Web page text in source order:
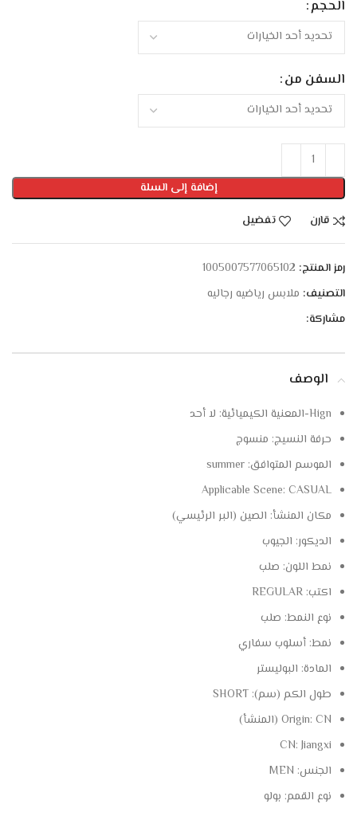
الحجم
السفن من
إضافة إلى السلة
قارن
تفضيل
رمز المنتج: 1005007577065102
التصنيف: ملابس رياضيه رجاليه
مشاركة:
الوصف
Hign-المعنية الكيميائية:
لا أحد
حرفة النسيج: منسوج
الموسم المتوافق: summer
Applicable Scene: CASUAL
مكان المنشأ: الصين (البر الرئيسي)
الديكور: الجيوب
نمط اللون: صلب
اكتب: REGULAR
نوع النمط: صلب
نمط: أسلوب سفاري
المادة: البوليستر
طول الكم (سم): SHORT
Origin: CN (المنشأ)
CN:Jiangxi
الجنس: MEN
نوع القمم: بولو